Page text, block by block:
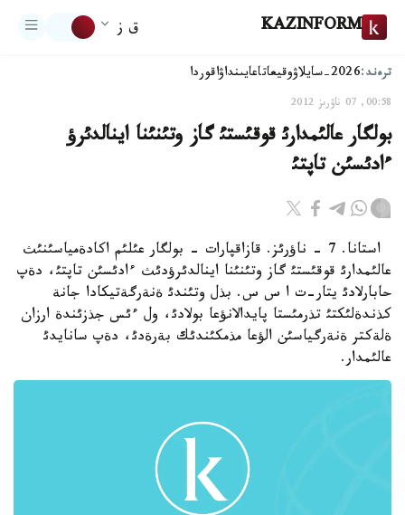
KAZINFORM ق ز
ترەند:2026-سايلاۋ وقيعاتاعايىنداۋاقوردا
00:58, 07 ناۋرىز 2012
بولگار عالئمدارئ قوقئستئ گاز وتئنئنا اينالدئرؤ
ءادئسئن تاپتئ
استانا. 7 - ناؤرئز. قازاقپارات - بولگار عئلئم اكادةمياسئنئث
عالئمدارئ قوقئستئ گاز وتئنئنا اينالدئرؤدئث ءادئسئن تاپتئ، دةپ
حابارلادئ يتار-ت ا س س. بذل وتئندئ ةنةرگةتيكادا جانة
كذندةلئكتئ تذرمئستا پايدالانؤعا بولادئ، ول ءئس جذزئندة ارزان
ةلةكتر ةنةرگياسئن الؤعا مذمكئندئك بةرةدئ، دةپ سانايدئ
عالئمدار.